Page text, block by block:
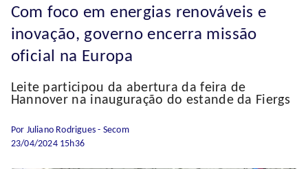
Com foco em energias renováveis e
inovação, governo encerra missão
oficial na Europa
Leite participou da abertura da feira de
Hannover na inauguração do estande da Fiergs
Por Juliano Rodrigues - Secom
23/04/2024 15h36